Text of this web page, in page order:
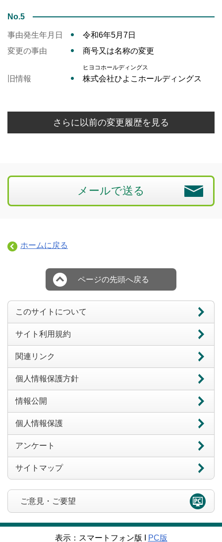
No.5
事由発生年月日
令和6年5月7日
変更の事由
商号又は名称の変更
ヒヨコホールディングス
旧情報 株式会社ひよこホールディングス
さらに以前の変更履歴を見る
メールで送る
ホームに戻る
ページの先頭へ戻る
このサイトについて
サイト利用規約
関連リンク
個人情報保護方針
情報公開
個人情報保護
アンケート
サイトマップ
ご意見・ご要望
表示：スマートフォン版 Ι PC版